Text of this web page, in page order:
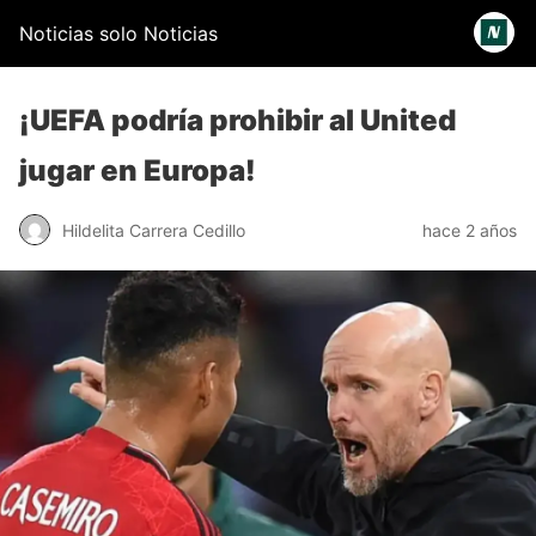
Noticias solo Noticias
¡UEFA podría prohibir al United
jugar en Europa!
Hildelita Carrera Cedillo hace 2 años